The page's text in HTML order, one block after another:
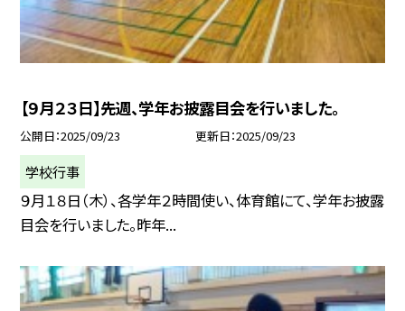
【９月２３日】先週、学年お披露目会を行いました。
公開日 2025/09/23 更新日 2025/09/23
学校行事
９月１８日（木）、各学年２時間使い、体育館にて、学年お披露
目会を行いました。昨年...